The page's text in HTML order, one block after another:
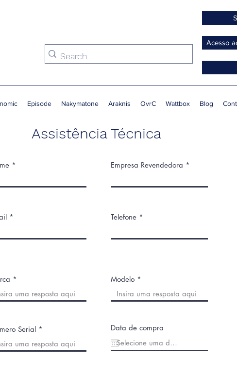
Acesso
Episode Nakymatone Araknis OvrC Wattbox Blog
Assistência Técnica
Empresa Revendedora
Telefone
Modelo
Serial Data de compra